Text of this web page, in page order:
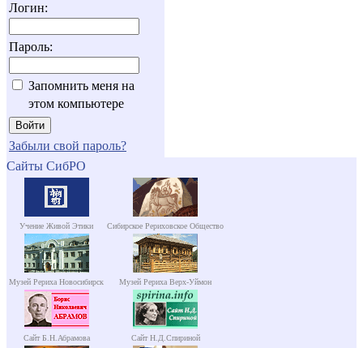
Логин:
Пароль:
Запомнить меня на
этом компьютере
Забыли свой пароль?
Сайты СибРО
Учение Живой Этики Сибирское Рериховское Общество
Музей Рериха Новосибирск Музей Рериха Верх-Уймон
Сайт Б.Н.Абрамова Сайт Н.Д.Спириной